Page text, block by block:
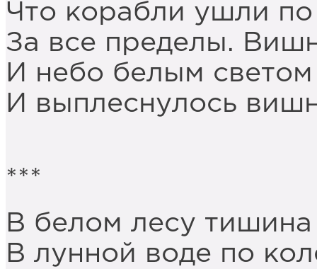
Что корабли ушли
За все пределы.
И небо белым светом
И выплеснулось
***
В белом лесу тишина
В лунной воде по